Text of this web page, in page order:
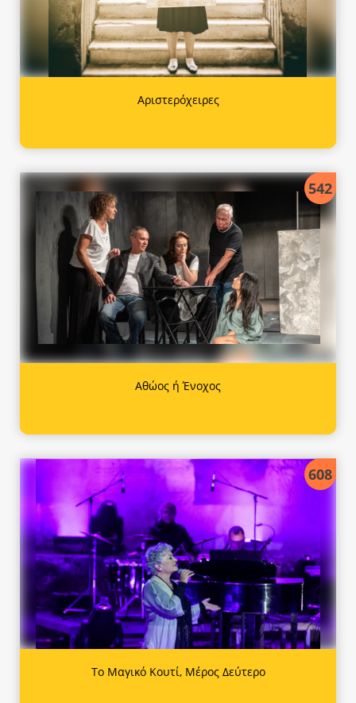
Αριστερόχειρες
542
Αθώος ή Ένοχος
608
Το Μαγικό Κουτί, Μέρος Δεύτερο